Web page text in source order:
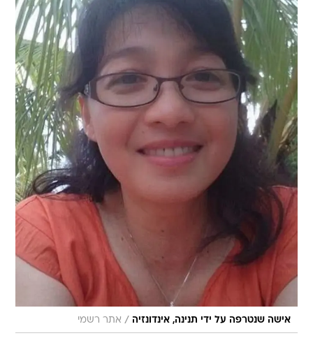
אישה שנטרפה על ידי תנינה, אינדונזיה / אתר רשמי